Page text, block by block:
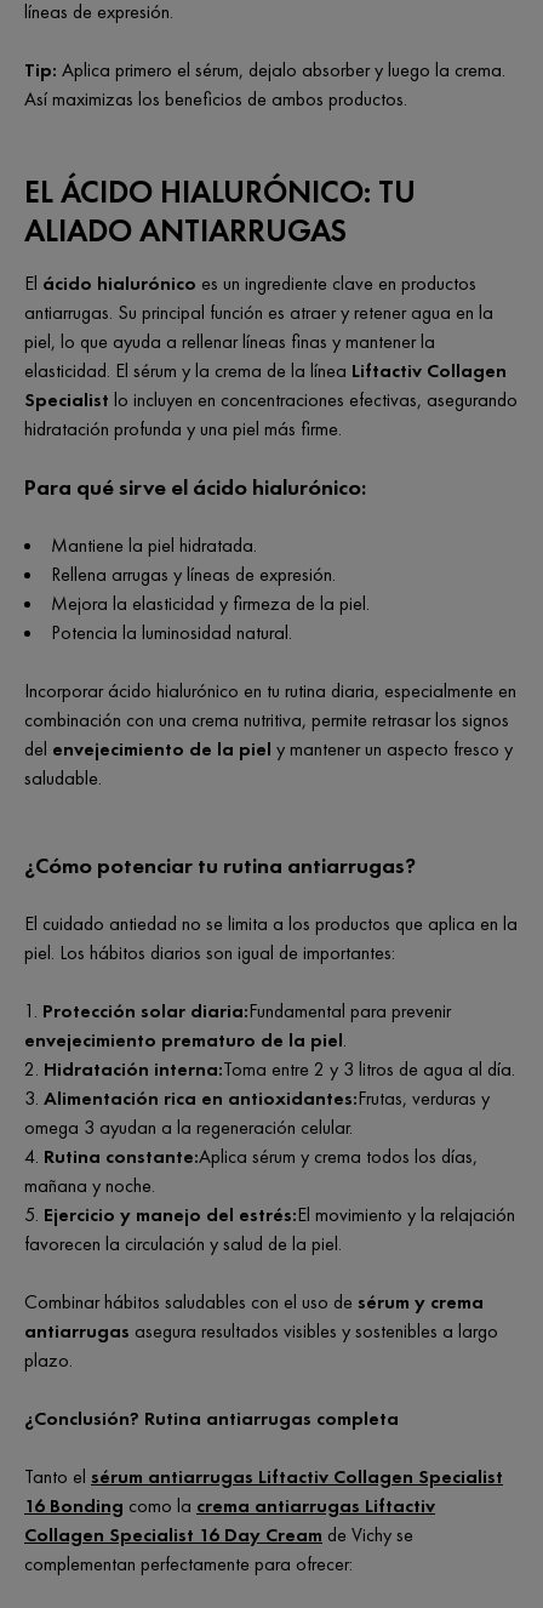
líneas de expresión.
Tip: Aplica primero el sérum, dejalo absorber y luego la crema.
Así maximizas los beneficios de ambos productos.
EL ÁCIDO HIALURÓNICO: TU
ALIADO ANTIARRUGAS
El ácido hialurónico es un ingrediente clave en productos
antiarrugas. Su principal función es atraer y retener agua en la
piel, lo que ayuda a rellenar líneas finas y mantener la
elasticidad. El sérum y la crema de la línea Liftactiv Collagen
Specialist lo incluyen en concentraciones efectivas, asegurando
hidratación profunda y una piel más firme.
Para qué sirve el ácido hialurónico:
Mantiene la piel hidratada.
Rellena arrugas y líneas de expresión.
Mejora la elasticidad y firmeza de la piel.
Potencia la luminosidad natural.
Incorporar ácido hialurónico en tu rutina diaria, especialmente en
combinación con una crema nutritiva, permite retrasar los signos
del envejecimiento de la piel y mantener un aspecto fresco y
saludable.
¿Cómo potenciar tu rutina antiarrugas?
El cuidado antiedad no se limita a los productos que aplica en la
piel. Los hábitos diarios son igual de importantes:
Protección solar diaria:Fundamental para prevenir
envejecimiento prematuro de la piel.
Hidratación interna:Toma entre 2 y 3 litros de agua al día.
Alimentación rica en antioxidantes:Frutas, verduras y
omega 3 ayudan a la regeneración celular.
Rutina constante:Aplica sérum y crema todos los días,
mañana y noche.
Ejercicio y manejo del estrés:El movimiento y la relajación
favorecen la circulación y salud de la piel.
Combinar hábitos saludables con el uso de sérum y crema
antiarrugas asegura resultados visibles y sostenibles a largo
plazo.
¿Conclusión? Rutina antiarrugas completa
Tanto el sérum antiarrugas Liftactiv Collagen Specialist
16 Bonding como la crema antiarrugas Liftactiv
Collagen Specialist 16 Day Cream de Vichy se
complementan perfectamente para ofrecer: